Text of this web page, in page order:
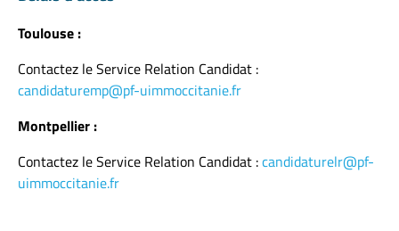
Toulouse :
Contactez le Service Relation Candidat :
candidaturemp@pf-uimmoccitanie.fr
Montpellier :
Contactez le Service Relation Candidat :candidaturelr@pf-
uimmoccitanie.fr